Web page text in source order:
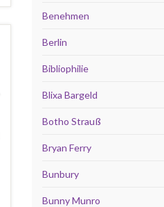
Benehmen
Berlin
Bibliophilie
Blixa Bargeld
Botho Strauß
Bryan Ferry
Bunbury
Bunny Munro